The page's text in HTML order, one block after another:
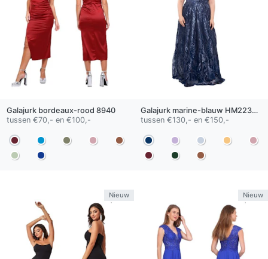
Galajurk bordeaux-rood 8940
tussen €70,- en €100,-
Galajurk marine-blauw HM2235QS
tussen €130,- en €150,-
Nieuw Nieuw